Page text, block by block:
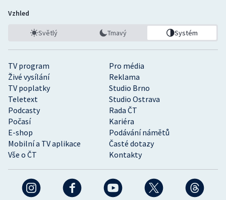
TV program
Pro média
Živé vysílání
Reklama
TV poplatky
Studio Brno
Teletext
Studio Ostrava
Podcasty
Rada ČT
Počasí
Kariéra
E-shop
Podávání námětů
Mobilní a TV aplikace
Časté dotazy
Vše o ČT
Kontakty
Vzhled
Světlý Tmavý Systém